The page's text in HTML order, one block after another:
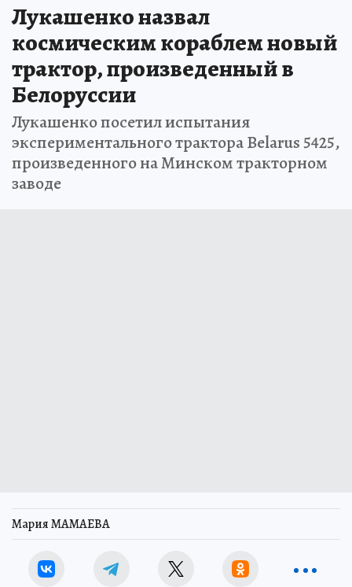
Лукашенко назвал
космическим кораблем новый
трактор, произведенный в
Белоруссии
Лукашенко посетил испытания
экспериментального трактора Belarus 5425,
произведенного на Минском тракторном
заводе
Мария МАМАЕВА